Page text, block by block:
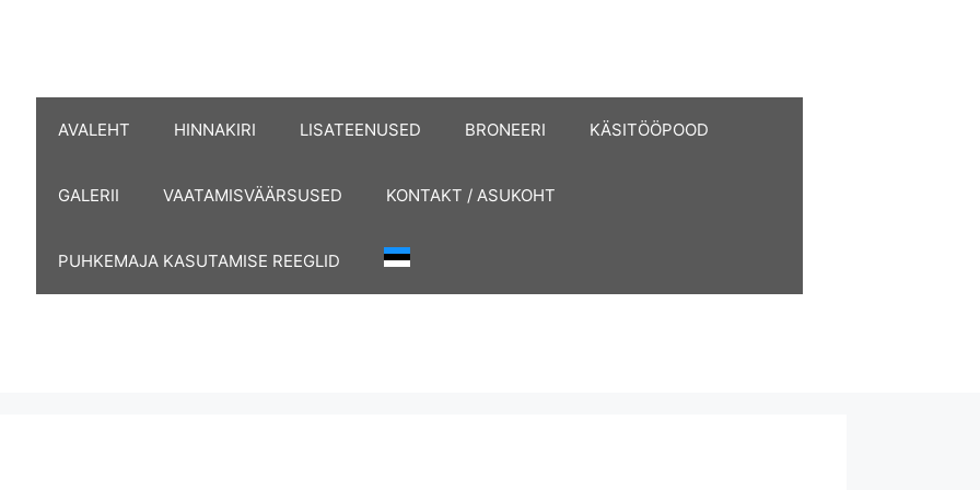
AVALEHT HINNAKIRI LISATEENUSED BRONEERI KÄSITÖÖPOOD
GALERII VAATAMISVÄÄRSUSED KONTAKT / ASUKOHT
PUHKEMAJA KASUTAMISE REEGLID